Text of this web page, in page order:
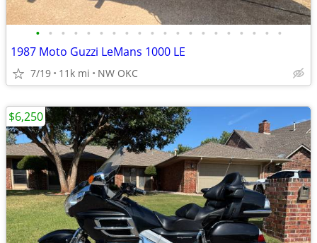
• • • • • • • • • • • • • • • • • • • •
1987 Moto Guzzi LeMans 1000 LE
7/19 11k mi NW OKC
$6,250